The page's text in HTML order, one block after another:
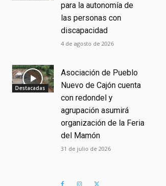
para la autonomía de
las personas con
discapacidad
4 de agosto de 2026
Destacadas
Asociación de Pueblo
Nuevo de Cajón cuenta
con redondel y
agrupación asumirá
organización de la Feria
del Mamón
31 de julio de 2026